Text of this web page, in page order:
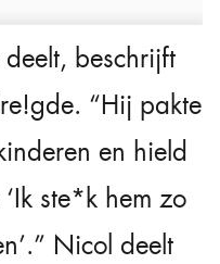
beschrijft
“Hij pakte
en hield
ste*k hem zo
Nicol deelt